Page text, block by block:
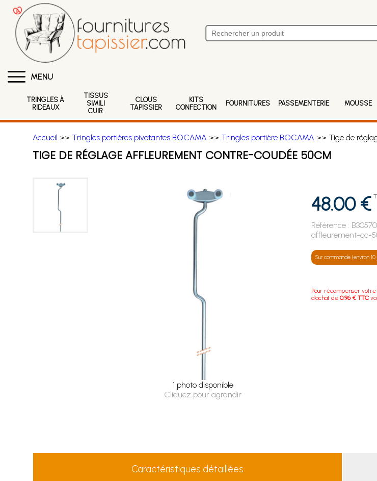
MENU
TRINGLES À
RIDEAUX
TISSUS
SIMILI
CUIR
CLOUS
TAPISSIER
KITS
CONFECTION
FOURNITURES PASSEMENTERIE MOUSSE
Accueil >> Tringles portières pivotantes BOCAMA >> Tringles portière BOCAMA >> Tige de
TIGE DE RÉGLAGE AFFLEUREMENT CONTRE-COUDÉE 50CM
1 photo disponible
Cliquez pour agrandir
48.00 €
Référence :
affleurement-cc-
Sur commande (environ 10
Pour récompenser
d'achat de0.96 € TTC
Caractéristiques détaillées